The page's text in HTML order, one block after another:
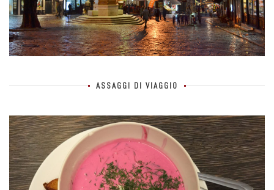
ASSAGGI DI VIAGGIO